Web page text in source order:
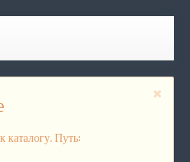
каталогу. Путь: